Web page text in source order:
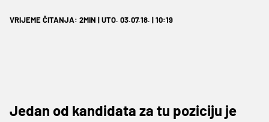
VRIJEME ČITANJA: 2MIN | UTO. 03.07.18. | 10:19
Jedan od kandidata za tu poziciju je